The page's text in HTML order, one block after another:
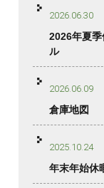
2026.06.30
2026年夏
ル
2026.06.09
倉庫地図
2025.10.24
年末年始休